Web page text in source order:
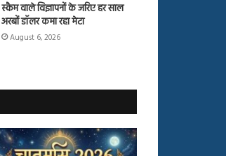
स्कैम वाले विज्ञापनों के जरिए हर साल
अरबों डॉलर कमा रहा मेटा
August 6, 2026